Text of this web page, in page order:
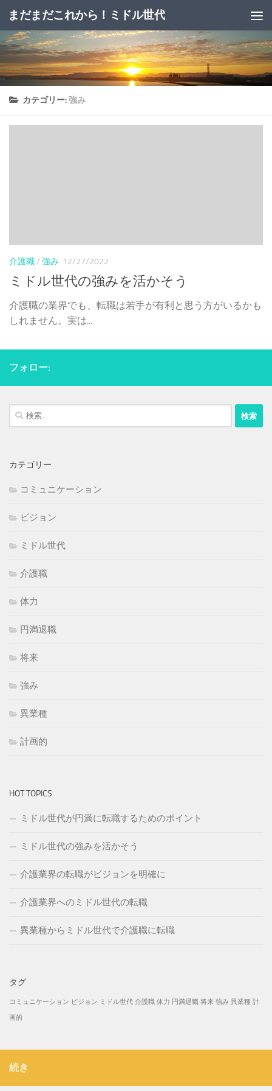
コンテンツへスキップ
まだまだこれから！ミドル世代
カテゴリー:強み
介護職/ 強み 12/27/2022
ミドル世代の強みを活かそう
介護職の業界でも、転職は若手が有利と思う方がいるかも
しれません。実は...
フォロー:
検
索:
カテゴリー
コミュニケーション
ビジョン
ミドル世代
介護職
体力
円満退職
将来
強み
異業種
計画的
HOT TOPICS
ミドル世代が円満に転職するためのポイント
ミドル世代の強みを活かそう
介護業界の転職がビジョンを明確に
介護業界へのミドル世代の転職
異業種からミドル世代で介護職に転職
タグ
コミュニケーション ビジョン ミドル世代 介護職 体力 円満退職 将来 強み 異業種 計
画的
続き